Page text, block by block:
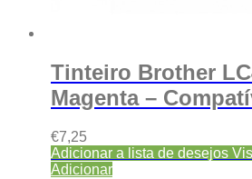
Tinteiro Brother
Magenta –
€7,25
Adicionar a lista de desejos
Adicionar